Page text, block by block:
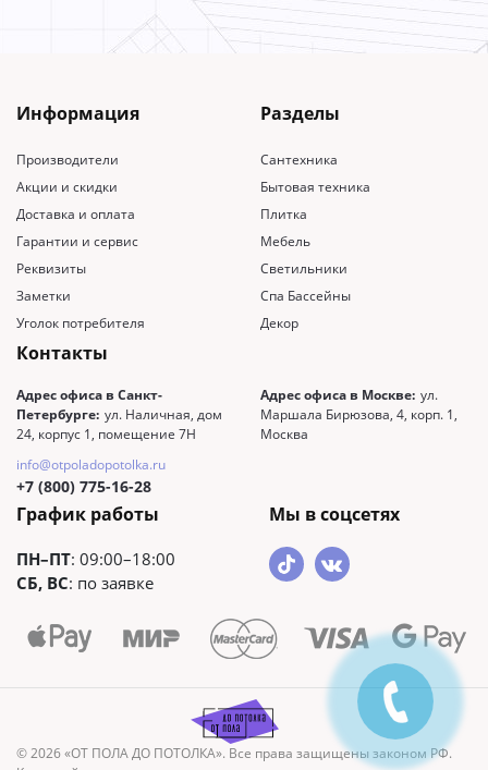
Информация
Производители
Акции и скидки
Доставка и оплата
Гарантии и сервис
Реквизиты
Заметки
Уголок потребителя
Разделы
Сантехника
Бытовая техника
Плитка
Мебель
Светильники
Спа Бассейны
Декор
Контакты
Адрес офиса в Санкт-
Петербурге: ул. Наличная, дом
24, корпус 1, помещение 7Н
Адрес офиса в Москве: ул.
Маршала Бирюзова, 4, корп. 1,
Москва
info@otpoladopotolka.ru
+7 (800) 775-16-28
График работы
ПН–ПТ: 09:00–18:00
СБ, ВС: по заявке
Мы в соцсетях
© 2026 «ОТ ПОЛА ДО ПОТОЛКА». Все права защищены законом РФ.